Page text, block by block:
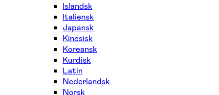
Islandsk
Italiensk
Japansk
Kinesisk
Koreansk
Kurdisk
Latin
Nederlandsk
Norsk